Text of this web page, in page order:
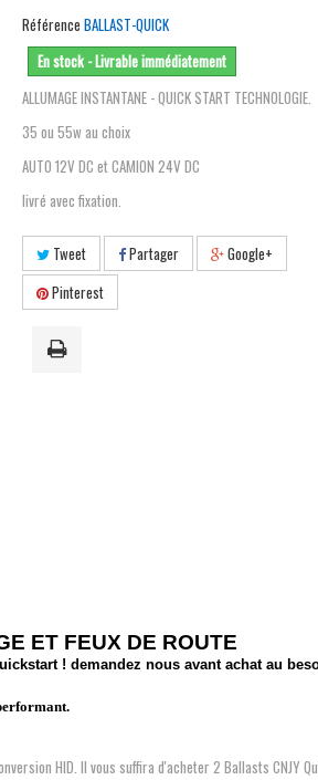
Référence BALLAST-QUICK
En stock - Livrable immédiatement
ALLUMAGE INSTANTANE - QUICK START TECHNOLOGIE.
35 ou 55w au choix
AUTO 12V DC et CAMION 24V DC
livré avec fixation.
Tweet Partager
Google+
Pinterest
ET FEUX DE ROUTE
! demandez nous avant achat au
HID. Il vous suffira d'acheter 2 Ballasts CNJY